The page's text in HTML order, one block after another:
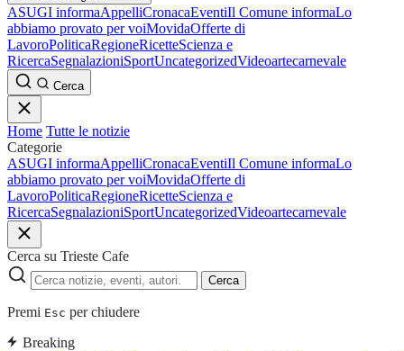
ASUGI informaAppelliCronacaEventiIl Comune informaLo
abbiamo provato per voiMovidaOfferte di
LavoroPoliticaRegioneRicetteScienza e
RicercaSegnalazioniSportUncategorizedVideoartecarnevale
Cerca
Home Tutte le notizie
Categorie
ASUGI informaAppelliCronacaEventiIl Comune informaLo
abbiamo provato per voiMovidaOfferte di
LavoroPoliticaRegioneRicetteScienza e
RicercaSegnalazioniSportUncategorizedVideoartecarnevale
Cerca su Trieste Cafe
Cerca
Premi Esc per chiudere
Breaking